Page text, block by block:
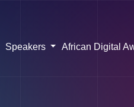
Speakers African Digital